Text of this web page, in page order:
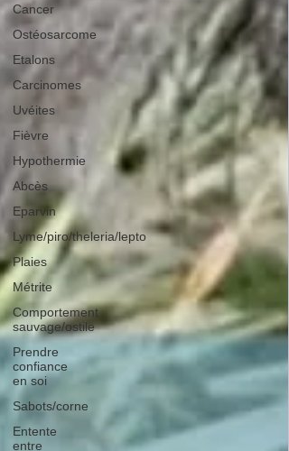
Cancer
Ostéosarcome
Etalons
Carcinomes
Uvéites
Fièvre
Hypothermie
Abcès
Eparvin
Lyme/piro/theleria/lepto
Plaies
Métrite
Comportement
sauvage/ostile
Prendre
confiance
en soi
Sabots/corne
Entente
entre